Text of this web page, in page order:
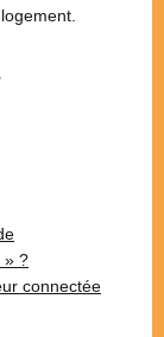
» ?
connectée